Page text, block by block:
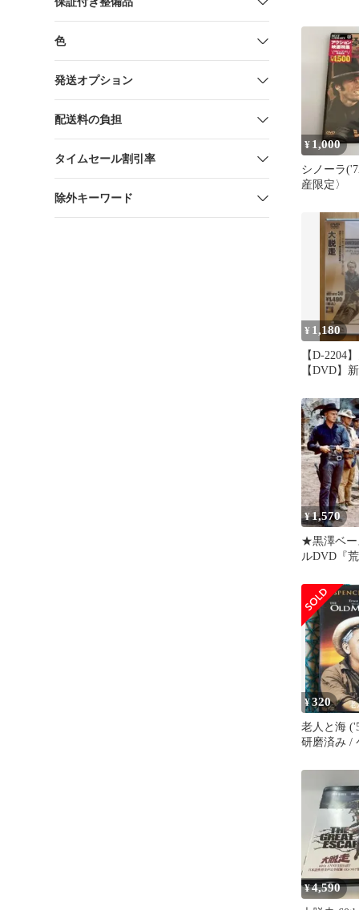
色
発送オプション
配送料の負担
タイムセール割引率
除外キーワード
¥ 1,000
シノーラ
産限定〉
¥ 1,180
【D-2204
【DVD】
¥1,570
★黒澤ベ
ルDVD『
DL18A
¥320
老人と海
研磨済み /
¥4,590